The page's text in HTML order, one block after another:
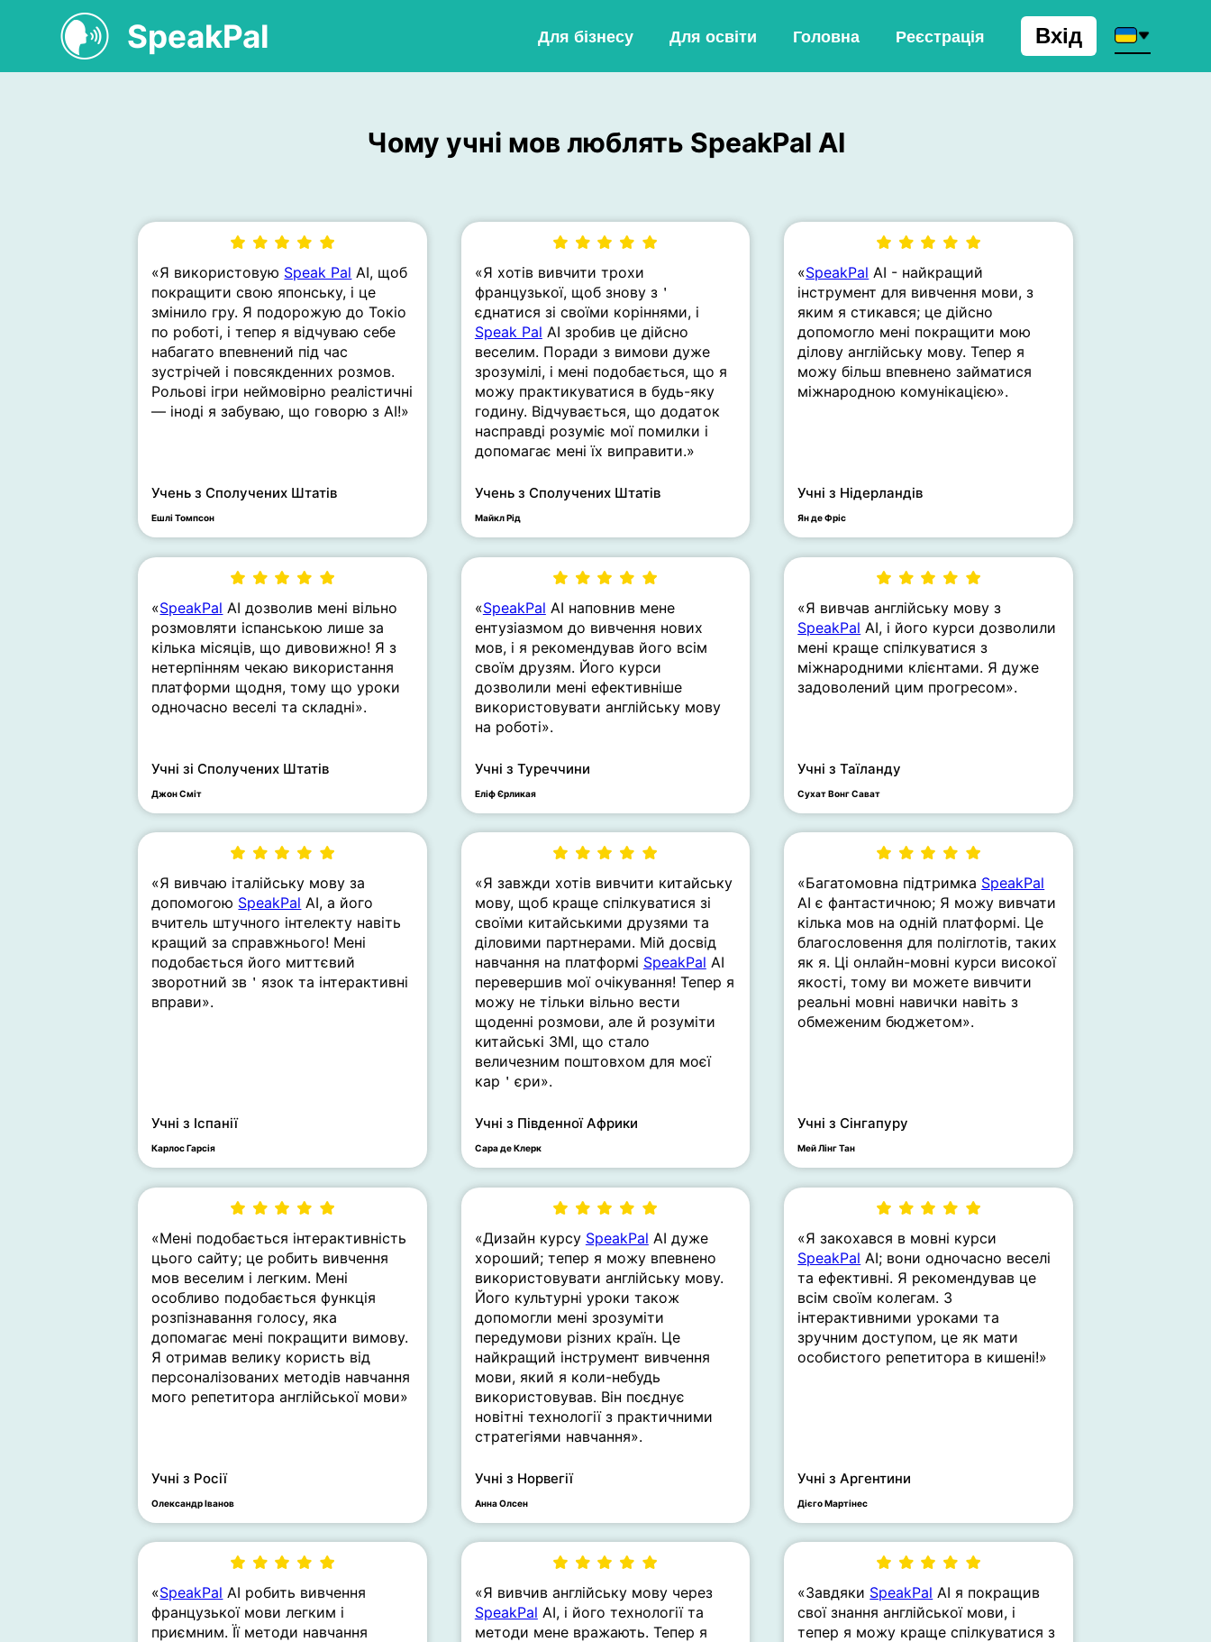
SpeakPal Для бізнесу Для освіти Головна Реєстрація Вхід
Чому учні мов люблять SpeakPal AI
«Я використовую Speak Pal AI, щоб
покращити свою японську, і це
змінило гру. Я подорожую до Токіо
по роботі, і тепер я відчуваю себе
набагато впевнений під час
зустрічей і повсякденних розмов.
Рольові ігри неймовірно реалістичні
— іноді я забуваю, що говорю з AI!»
Учень з Сполучених Штатів
Ешлі Томпсон
«Я хотів вивчити трохи
французької, щоб знову з＇
єднатися зі своїми коріннями, і
Speak Pal AI зробив це дійсно
веселим. Поради з вимови дуже
зрозумілі, і мені подобається, що я
можу практикуватися в будь-яку
годину. Відчувається, що додаток
насправді розуміє мої помилки і
допомагає мені їх виправити.»
Учень з Сполучених Штатів
Майкл Рід
«SpeakPal AI - найкращий
інструмент для вивчення мови, з
яким я стикався; це дійсно
допомогло мені покращити мою
ділову англійську мову. Тепер я
можу більш впевнено займатися
міжнародною комунікацією».
Учні з Нідерландів
Ян де Фріс
«SpeakPal AI дозволив мені вільно
розмовляти іспанською лише за
кілька місяців, що дивовижно! Я з
нетерпінням чекаю використання
платформи щодня, тому що уроки
одночасно веселі та складні».
Учні зі Сполучених Штатів
Джон Сміт
«SpeakPal AI наповнив мене
ентузіазмом до вивчення нових
мов, і я рекомендував його всім
своїм друзям. Його курси
дозволили мені ефективніше
використовувати англійську мову
на роботі».
Учні з Туреччини
Еліф Єрликая
«Я вивчав англійську мову з
SpeakPal AI, і його курси дозволили
мені краще спілкуватися з
міжнародними клієнтами. Я дуже
задоволений цим прогресом».
Учні з Таїланду
Сухат Вонг Сават
«Я вивчаю італійську мову за
допомогою SpeakPal AI, а його
вчитель штучного інтелекту навіть
кращий за справжнього! Мені
подобається його миттєвий
зворотний зв＇язок та інтерактивні
вправи».
Учні з Іспанії
Карлос Гарсія
«Я завжди хотів вивчити китайську
мову, щоб краще спілкуватися зі
своїми китайськими друзями та
діловими партнерами. Мій досвід
навчання на платформі SpeakPal AI
перевершив мої очікування! Тепер я
можу не тільки вільно вести
щоденні розмови, але й розуміти
китайські ЗМІ, що стало
величезним поштовхом для моєї
кар＇єри».
Учні з Південної Африки
Сара де Клерк
«Багатомовна підтримка SpeakPal
AI є фантастичною; Я можу вивчати
кілька мов на одній платформі. Це
благословення для поліглотів, таких
як я. Ці онлайн-мовні курси високої
якості, тому ви можете вивчити
реальні мовні навички навіть з
обмеженим бюджетом».
Учні з Сінгапуру
Мей Лінг Тан
«Мені подобається інтерактивність
цього сайту; це робить вивчення
мов веселим і легким. Мені
особливо подобається функція
розпізнавання голосу, яка
допомагає мені покращити вимову.
Я отримав велику користь від
персоналізованих методів навчання
мого репетитора англійської мови»
Учні з Росії
Олександр Іванов
«Дизайн курсу SpeakPal AI дуже
хороший; тепер я можу впевнено
використовувати англійську мову.
Його культурні уроки також
допомогли мені зрозуміти
передумови різних країн. Це
найкращий інструмент вивчення
мови, який я коли-небудь
використовував. Він поєднує
новітні технології з практичними
стратегіями навчання».
Учні з Норвегії
Анна Олсен
«Я закохався в мовні курси
SpeakPal AI; вони одночасно веселі
та ефективні. Я рекомендував це
всім своїм колегам. З
інтерактивними уроками та
зручним доступом, це як мати
особистого репетитора в кишені!»
Учні з Аргентини
Дієго Мартінес
«SpeakPal AI робить вивчення
французької мови легким і
приємним. Її методи навчання
«Я вивчив англійську мову через
SpeakPal AI, і його технології та
методи мене вражають. Тепер я
«Завдяки SpeakPal AI я покращив
свої знання англійської мови, і
тепер я можу краще спілкуватися з